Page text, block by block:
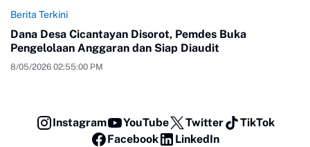
Berita Terkini
Dana Desa Cicantayan Disorot, Pemdes Buka
Pengelolaan Anggaran dan Siap Diaudit
8/05/2026 02:55:00 PM
Instagram YouTube Twitter
TikTok
Facebook
LinkedIn